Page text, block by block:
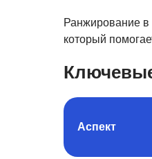
Ранжирование в
который
Аспект